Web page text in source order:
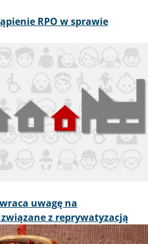
RPO w sprawie
uwagę na
z reprywatyzacją